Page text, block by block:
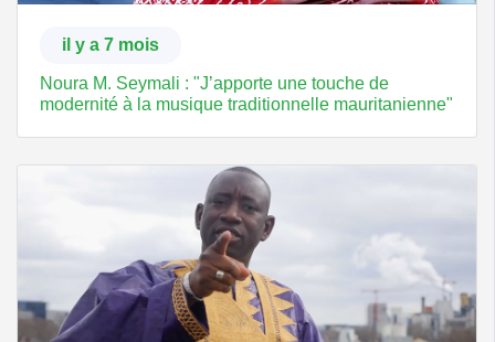
il y a 7 mois
Noura M. Seymali : "J’apporte une touche de
modernité à la musique traditionnelle mauritanienne"